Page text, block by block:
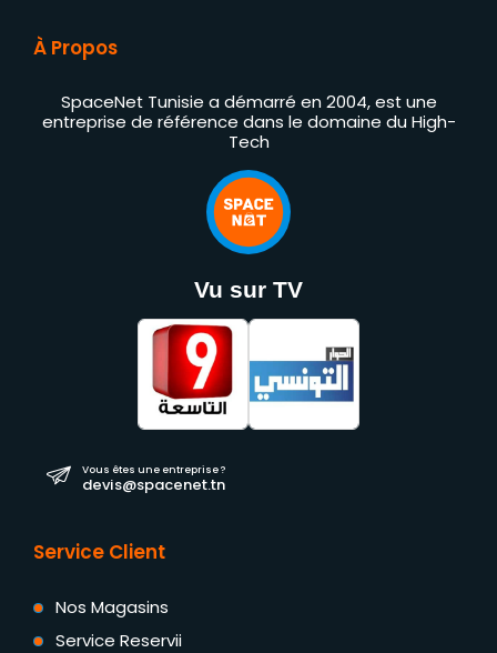
À Propos
SpaceNet Tunisie a démarré en 2004, est une
entreprise de référence dans le domaine du High-
Tech
Vu sur TV
Vous êtes une entreprise ?
devis@spacenet.tn
Service Client
Nos Magasins
Service Reservii